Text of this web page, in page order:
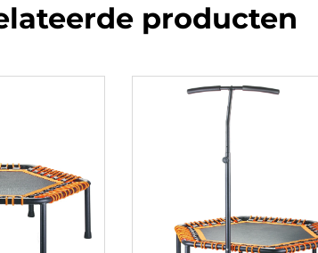
producten